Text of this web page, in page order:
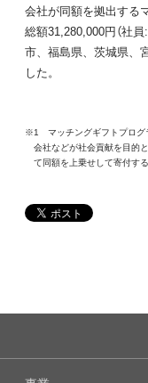
会社が同額を拠出する
総額31,280,000円（社
市、福島県、茨城県、
した。
※1 マッチングギフトプログ
会社などが社会貢献を目的
て同額を上乗せして寄付す